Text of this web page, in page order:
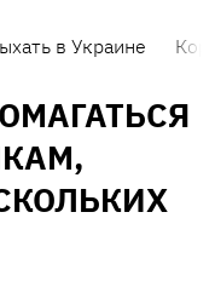
в Украине